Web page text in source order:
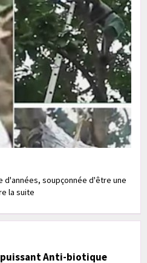
d'années, soupçonnée d'être une
la suite
Anti-biotique